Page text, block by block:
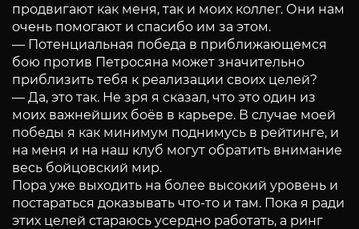
продвигают как меня, так и моих коллег. Они нам
очень помогают и спасибо им за этом.
— Потенциальная победа в приближающемся
бою против Петросяна может значительно
приблизить тебя к реализации своих целей?
— Да, это так. Не зря я сказал, что это один из
моих важнейших боёв в карьере. В случае моей
победы я как минимум поднимусь в рейтинге, и
на меня и на наш клуб могут обратить внимание
весь бойцовский мир.
Пора уже выходить на более высокий уровень и
постараться доказывать что-то и там. Пока я ради
этих целей стараюсь усердно работать, а ринг